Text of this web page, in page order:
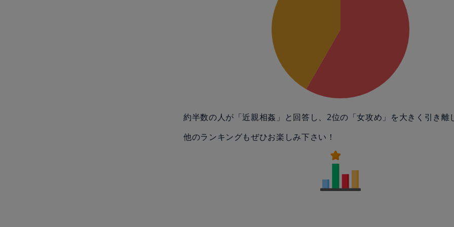
約半数の人が「近親相姦」と回答し、2位の「女攻め」を大きく引き離
他のランキングもぜひお楽しみ下さい！